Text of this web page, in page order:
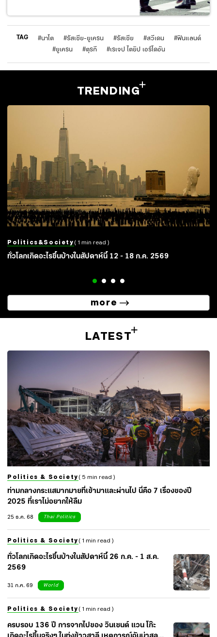
TAG #นาโต #รัสเซีย-ยูเครน #รัสเซีย #สวีเดน #ฟินแลนด์
#ยูเครน #ตุรกี #เรเจป ไตยิป เอร์โดอัน
TRENDING
Politics&society ( 1 min read )
ทั่วโลกเกิดอะไรขึ้นบ้างในสัปดาห์นี้ 12 - 18 ก.ค. 2569
more
LATEST
Politics & Society ( 5 min read )
ท่ามกลางกระแสมากมายที่เข้ามาและผ่านไป นี่คือ 7 เรื่องของปี
2025 ที่เราไม่อยากให้ลืม
25 ธ.ค. 68
Thai Politics
Politics & Society ( 1 min read )
ทั่วโลกเกิดอะไรขึ้นบ้างในสัปดาห์นี้ 26 ก.ค. - 1 ส.ค.
2569
31 ก.ค. 69
World
Politics & Society ( 1 min read )
ครบรอบ 136 ปี การจากไปของ วินเซนต์ แวน โก๊ะ